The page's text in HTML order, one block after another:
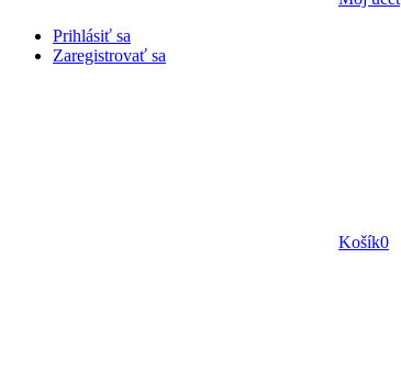
Prihlásiť sa
Zaregistrovať sa
Košík0